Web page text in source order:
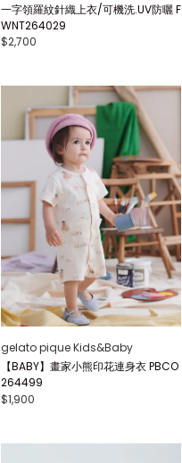
一字領羅紋針織上衣/可機洗.UV防曬 F
WNT264029
$2,700
gelato pique Kids&Baby
【BABY】畫家小熊印花連身衣 PBCO
264499
$1,900